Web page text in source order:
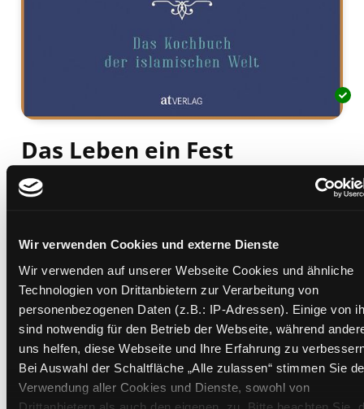
Wir verwenden Cookies und externe Dienste
Wir verwenden auf unserer Webseite Cookies und ähnliche
Technologien von Drittanbietern zur Verarbeitung von
personenbezogenen Daten (z.B.: IP-Adressen). Einige von
sind notwendig für den Betrieb der Webseite, während
uns helfen, diese Webseite und Ihre Erfahrung zu
Bei Auswahl der Schaltfläche „Alle zulassen“ stimmen Sie
Verwendung aller Cookies und Dienste, sowohl von
Das Leben ein Fest
Mediengruppe:
Verfasser:
Mehr Informationen ein-/ausblenden
Exemplare
Zweigstelle:Nord - Geidorf
Signatur: VL.KRS HEL